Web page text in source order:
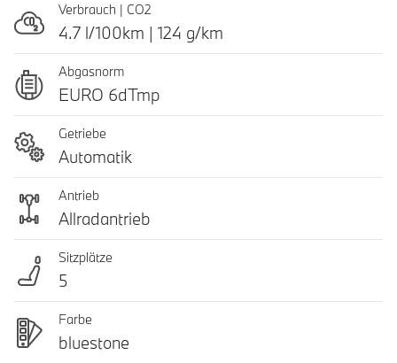
Verbrauch | CO2
4.7 l/100km | 124 g/km
Abgasnorm
EURO 6dTmp
Getriebe
Automatik
Antrieb
Allradantrieb
Sitzplätze
5
Farbe
bluestone